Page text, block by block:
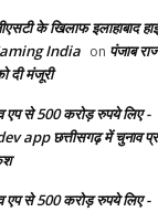
के खिलाफ इलाहाबाद
India on पंजाब
दी मंजूरी
एप से 500 करोड़ रुपये लिए -
app छत्तीसगढ़ में चुनाव
एप से 500 करोड़ रुपये लिए -